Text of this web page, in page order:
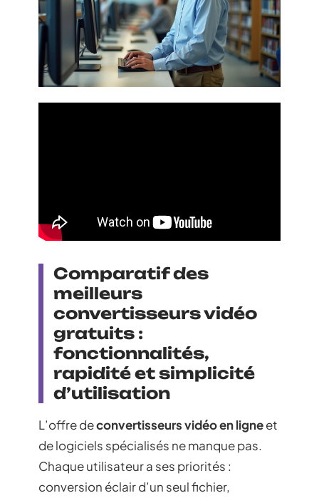
Comparatif des
meilleurs
convertisseurs vidéo
gratuits :
fonctionnalités,
rapidité et simplicité
d’utilisation
L’offre deconvertisseurs vidéo en ligneet
de logiciels spécialisés ne manque pas.
Chaque utilisateur a ses priorités :
conversion éclair d’un seul fichier,